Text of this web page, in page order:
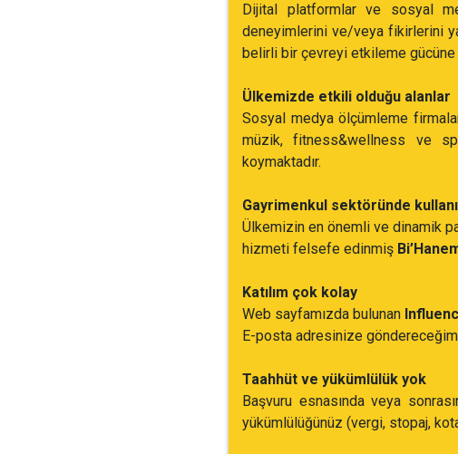
Dijital platformlar ve sosyal
deneyimlerini ve/veya fikirlerini
belirli bir çevreyi etkileme gücüne
Ülkemizde etkili olduğu alanlar
Sosyal medya ölçümleme
müzik, fitness&wellness ve
koymaktadır.
Gayrimenkul sektöründe
Ülkemizin en önemli ve dinamik
hizmeti felsefe edinmiş
Katılım çok kolay
Web sayfamızda bulunan
E-posta adresinize
Taahhüt ve yükümlülük yok
Başvuru esnasında veya
yükümlülüğünüz (vergi, stopaj,